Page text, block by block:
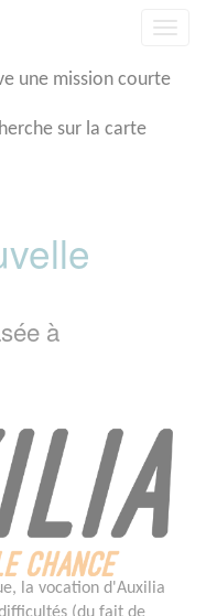
une mission courte
sur la carte
à
la vocation d'Auxilia